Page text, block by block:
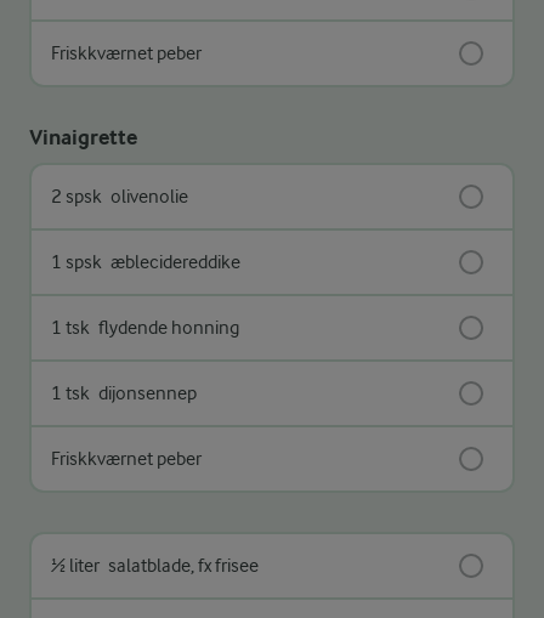
Friskkværnet peber
Vinaigrette
2 spsk olivenolie
1 spsk æblecidereddike
1 tsk flydende honning
1 tsk dijonsennep
Friskkværnet peber
½ liter salatblade, fx frisee